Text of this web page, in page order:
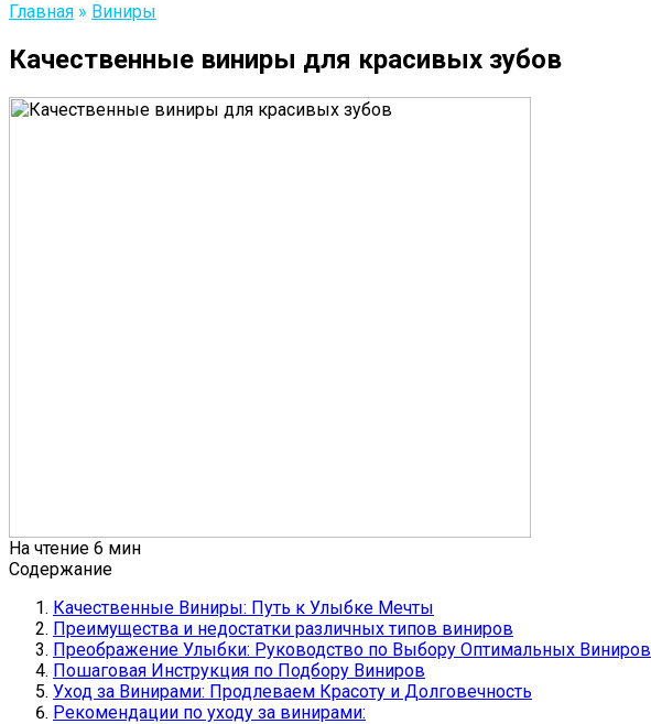
Главная » Виниры
Качественные виниры для красивых зубов
На чтение 6 мин
Содержание
Качественные Виниры: Путь к Улыбке Мечты
Преимущества и недостатки различных типов виниров
Преображение Улыбки: Руководство по Выбору Оптимальных Виниров
Пошаговая Инструкция по Подбору Виниров
Уход за Винирами: Продлеваем Красоту и Долговечность
Рекомендации по уходу за винирами: